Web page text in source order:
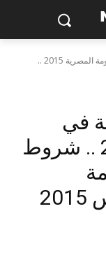
الاعلان عن وظائف خالية في الحكومة المصرية 2015 ..
في
الحكومة المصرية 2015 .. شروط